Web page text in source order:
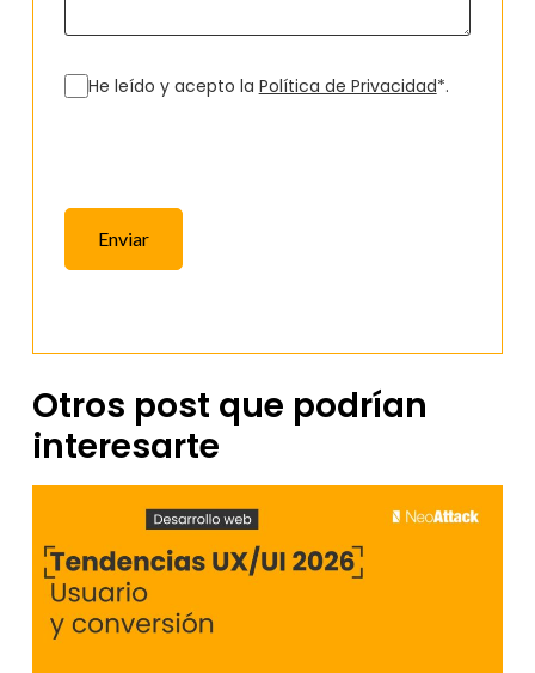
He leído y acepto la Política de Privacidad*.
Enviar
Otros post que podrían
interesarte